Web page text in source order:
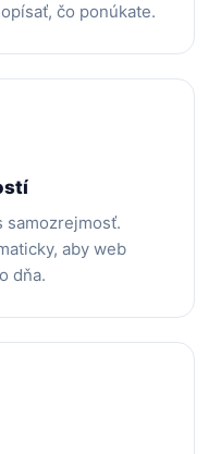
čo ponúkate.
samozrejmosť.
aby web
dňa.